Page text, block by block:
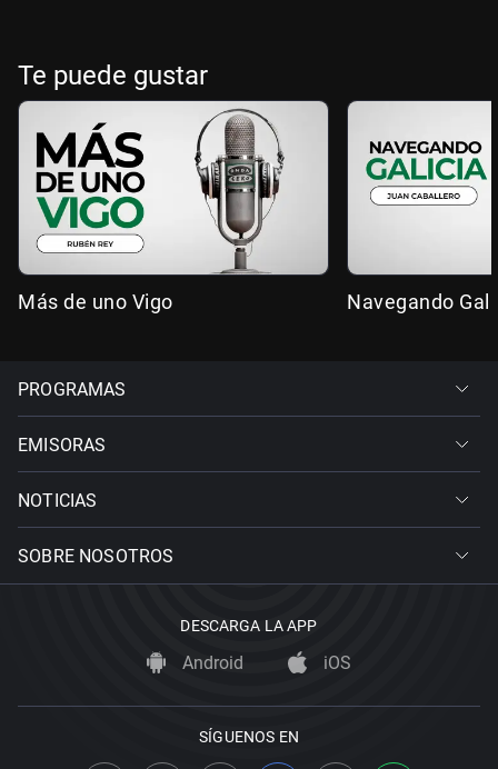
Te puede gustar
Más de uno Vigo Navegando
PROGRAMAS
EMISORAS
NOTICIAS
SOBRE NOSOTROS
DESCARGA LA APP
Android iOS
SÍGUENOS EN